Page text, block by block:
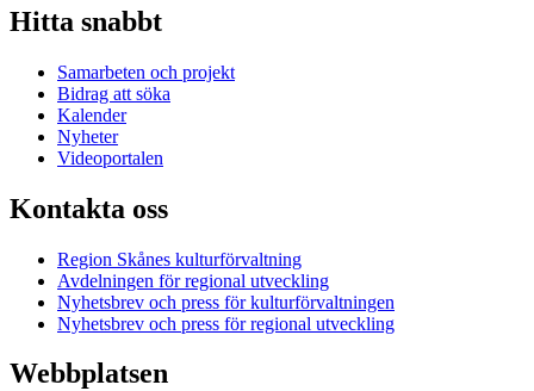
Hitta snabbt
Samarbeten och projekt
Bidrag att söka
Kalender
Nyheter
Videoportalen
Kontakta oss
Region Skånes kulturförvaltning
Avdelningen för regional utveckling
Nyhetsbrev och press för kulturförvaltningen
Nyhetsbrev och press för regional utveckling
Webbplatsen